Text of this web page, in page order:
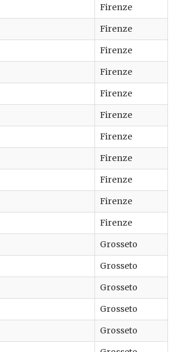
Firenze
Firenze
Firenze
Firenze
Firenze
Firenze
Firenze
Firenze
Firenze
Firenze
Firenze
Grosseto
Grosseto
Grosseto
Grosseto
Grosseto